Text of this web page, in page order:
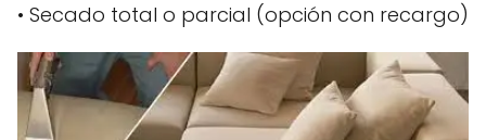
• Secado total o parcial (opción con recargo)